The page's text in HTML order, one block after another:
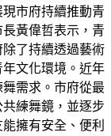
市府持續推動青
黃偉哲表示，青
了持續透過藝術
文化環境。近年
需求。市府從最
練舞鏡，並逐步
擁有安全、便利